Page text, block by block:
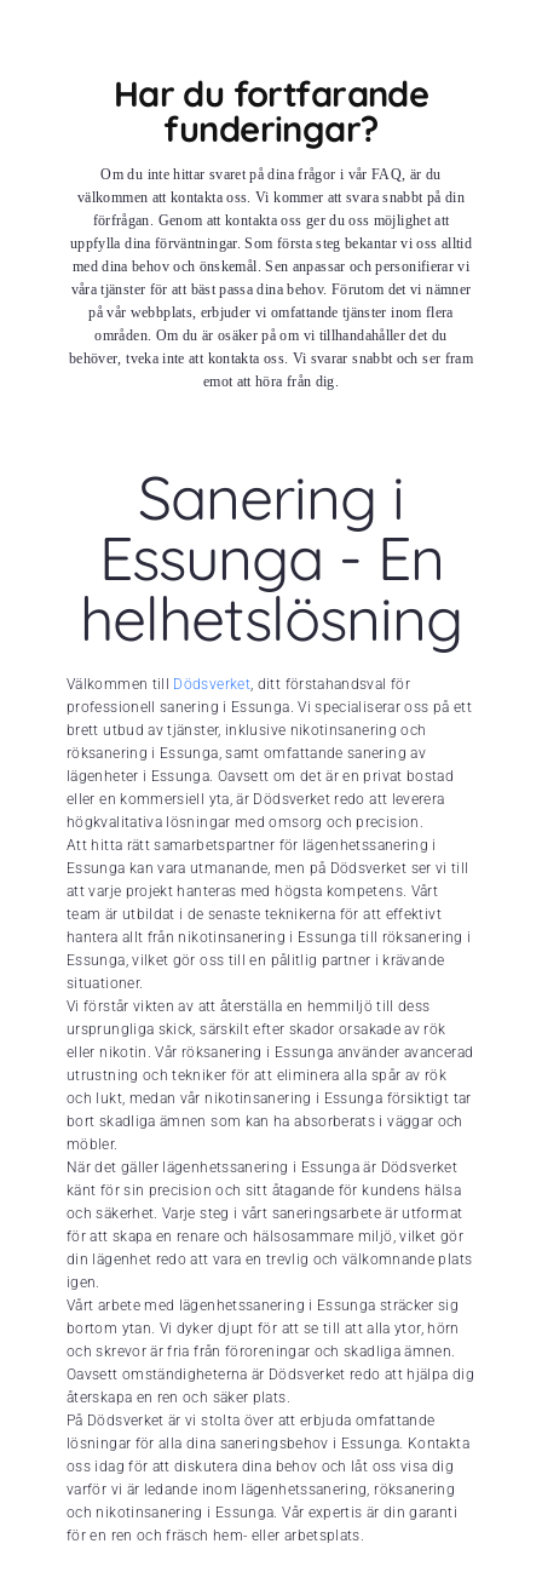
Har du fortfarande
funderingar?
Om du inte hittar svaret på dina frågor i vår FAQ, är du
välkommen att kontakta oss. Vi kommer att svara snabbt på din
förfrågan. Genom att kontakta oss ger du oss möjlighet att
uppfylla dina förväntningar. Som första steg bekantar vi oss alltid
med dina behov och önskemål. Sen anpassar och personifierar vi
våra tjänster för att bäst passa dina behov. Förutom det vi nämner
på vår webbplats, erbjuder vi omfattande tjänster inom flera
områden. Om du är osäker på om vi tillhandahåller det du
behöver, tveka inte att kontakta oss. Vi svarar snabbt och ser fram
emot att höra från dig.
Sanering i
Essunga - En
helhetslösning
Välkommen till Dödsverket, ditt förstahandsval för
professionell sanering i Essunga. Vi specialiserar oss på ett
brett utbud av tjänster, inklusive nikotinsanering och
röksanering i Essunga, samt omfattande sanering av
lägenheter i Essunga. Oavsett om det är en privat bostad
eller en kommersiell yta, är Dödsverket redo att leverera
högkvalitativa lösningar med omsorg och precision.
Att hitta rätt samarbetspartner för lägenhetssanering i
Essunga kan vara utmanande, men på Dödsverket ser vi till
att varje projekt hanteras med högsta kompetens. Vårt
team är utbildat i de senaste teknikerna för att effektivt
hantera allt från nikotinsanering i Essunga till röksanering i
Essunga, vilket gör oss till en pålitlig partner i krävande
situationer.
Vi förstår vikten av att återställa en hemmiljö till dess
ursprungliga skick, särskilt efter skador orsakade av rök
eller nikotin. Vår röksanering i Essunga använder avancerad
utrustning och tekniker för att eliminera alla spår av rök
och lukt, medan vår nikotinsanering i Essunga försiktigt tar
bort skadliga ämnen som kan ha absorberats i väggar och
möbler.
När det gäller lägenhetssanering i Essunga är Dödsverket
känt för sin precision och sitt åtagande för kundens hälsa
och säkerhet. Varje steg i vårt saneringsarbete är utformat
för att skapa en renare och hälsosammare miljö, vilket gör
din lägenhet redo att vara en trevlig och välkomnande plats
igen.
Vårt arbete med lägenhetssanering i Essunga sträcker sig
bortom ytan. Vi dyker djupt för att se till att alla ytor, hörn
och skrevor är fria från föroreningar och skadliga ämnen.
Oavsett omständigheterna är Dödsverket redo att hjälpa dig
återskapa en ren och säker plats.
På Dödsverket är vi stolta över att erbjuda omfattande
lösningar för alla dina saneringsbehov i Essunga. Kontakta
oss idag för att diskutera dina behov och låt oss visa dig
varför vi är ledande inom lägenhetssanering, röksanering
och nikotinsanering i Essunga. Vår expertis är din garanti
för en ren och fräsch hem- eller arbetsplats.